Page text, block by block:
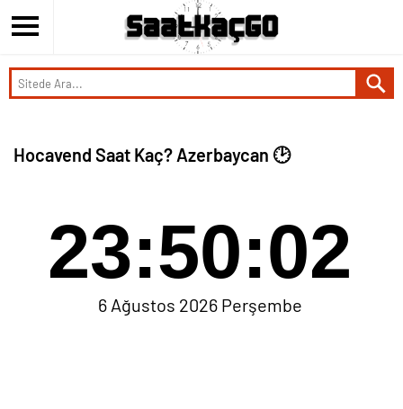
Hocavend Saat Kaç? Azerbaycan 🕑
23:50:02
6 Ağustos 2026 Perşembe